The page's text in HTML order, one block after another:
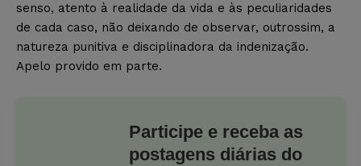
senso, atento à realidade da vida e às peculiaridades
de cada caso, não deixando de observar, outrossim, a
natureza punitiva e disciplinadora da indenização.
Apelo provido em parte.
Participe e receba as
postagens diárias do